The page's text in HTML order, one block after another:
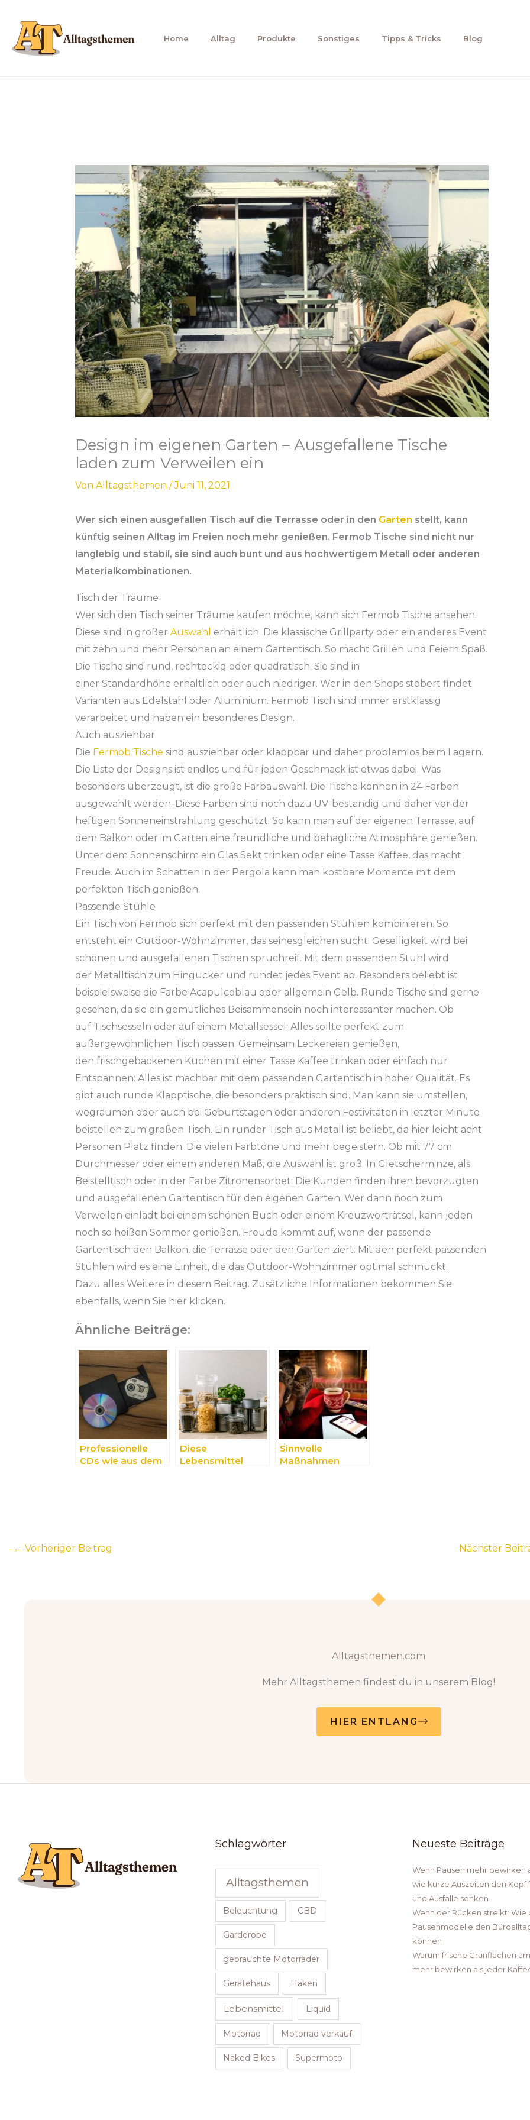
Inhalt
springen
Home Alltag Produkte Sonstiges Tipps & Tricks Blog
Design im eigenen Garten – Ausgefallene Tische
laden zum Verweilen ein
Von Alltagsthemen /Juni 11, 2021
Wer sich einen ausgefallen Tisch auf die Terrasse oder in den Garten stellt, kann
künftig seinen Alltag im Freien noch mehr genießen. Fermob Tische sind nicht nur
langlebig und stabil, sie sind auch bunt und aus hochwertigem Metall oder anderen
Materialkombinationen.
Tisch der Träume
Wer sich den Tisch seiner Träume kaufen möchte, kann sich Fermob Tische ansehen.
Diese sind in großer Auswahl erhältlich. Die klassische Grillparty oder ein anderes Event
mit zehn und mehr Personen an einem Gartentisch. So macht Grillen und Feiern Spaß.
Die Tische sind rund, rechteckig oder quadratisch. Sie sind in
einer Standardhöhe erhältlich oder auch niedriger. Wer in den Shops stöbert findet
Varianten aus Edelstahl oder Aluminium. Fermob Tisch sind immer erstklassig
verarbeitet und haben ein besonderes Design.
Auch ausziehbar
Die Fermob Tische sind ausziehbar oder klappbar und daher problemlos beim Lagern.
Die Liste der Designs ist endlos und für jeden Geschmack ist etwas dabei. Was
besonders überzeugt, ist die große Farbauswahl. Die Tische können in 24 Farben
ausgewählt werden. Diese Farben sind noch dazu UV-beständig und daher vor der
heftigen Sonneneinstrahlung geschützt. So kann man auf der eigenen Terrasse, auf
dem Balkon oder im Garten eine freundliche und behagliche Atmosphäre genießen.
Unter dem Sonnenschirm ein Glas Sekt trinken oder eine Tasse Kaffee, das macht
Freude. Auch im Schatten in der Pergola kann man kostbare Momente mit dem
perfekten Tisch genießen.
Passende Stühle
Ein Tisch von Fermob sich perfekt mit den passenden Stühlen kombinieren. So
entsteht ein Outdoor-Wohnzimmer, das seinesgleichen sucht. Geselligkeit wird bei
schönen und ausgefallenen Tischen spruchreif. Mit dem passenden Stuhl wird
der Metalltisch zum Hingucker und rundet jedes Event ab. Besonders beliebt ist
beispielsweise die Farbe Acapulcoblau oder allgemein Gelb. Runde Tische sind gerne
gesehen, da sie ein gemütliches Beisammensein noch interessanter machen. Ob
auf Tischsesseln oder auf einem Metallsessel : Alles sollte perfekt zum
außergewöhnlichen Tisch passen. Gemeinsam Leckereien genießen,
den frischgebackenen Kuchen mit einer Tasse Kaffee trinken oder einfach nur
Entspannen: Alles ist machbar mit dem passenden Gartentisch in hoher Qualität. Es
gibt auch runde Klapptische, die besonders praktisch sind. Man kann sie umstellen,
wegräumen oder auch bei Geburtstagen oder anderen Festivitäten in letzter Minute
beistellen zum großen Tisch. Ein runder Tisch aus Metall ist beliebt, da hier leicht acht
Personen Platz finden. Die vielen Farbtöne und mehr begeistern. Ob mit 77 cm
Durchmesser oder einem anderen Maß, die Auswahl ist groß. In Gletscherminze, als
Beistelltisch oder in der Farbe Zitronensorbet: Die Kunden finden ihren bevorzugten
und ausgefallenen Gartentisch für den eigenen Garten. Wer dann noch zum
Verweilen einlädt bei einem schönen Buch oder einem Kreuzworträtsel, kann jeden
noch so heißen Sommer genießen. Freude kommt auf, wenn der passende
Gartentisch den Balkon, die Terrasse oder den Garten ziert. Mit den perfekt passenden
Stühlen wird es eine Einheit, die das Outdoor-Wohnzimmer optimal schmückt.
Dazu alles Weitere in diesem Beitrag. Zusätzliche Informationen bekommen Sie
ebenfalls, wenn Sie hier klicken.
Ähnliche Beiträge:
Professionelle
CDs wie aus dem
Diese
Lebensmittel
Sinnvolle
Maßnahmen
← Vorheriger Beitrag Nächster
Alltagsthemen.com
Mehr Alltagsthemen findest du in unserem Blog!
HIER ENTLANG
Schlagwörter
Alltagsthemen
Beleuchtung CBD
Garderobe
gebrauchte Motorräder
Gerätehaus Haken
Lebensmittel Liquid
Motorrad Motorrad verkauf
Naked Bikes Supermoto
Neueste Beiträge
Wenn Pausen mehr bewirken
wie kurze Auszeiten den Kopf
und Ausfälle senken
Wenn der Rücken streikt: Wie
Pausenmodelle den
können
Warum frische Grünflächen
mehr bewirken als jeder